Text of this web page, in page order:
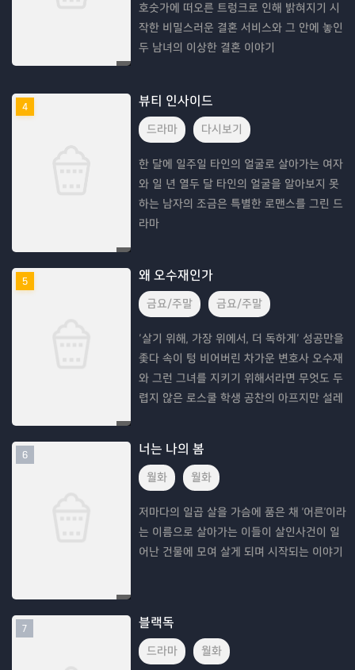
호숫가에 떠오른 트렁크로 인해 밝혀지기 시
작한 비밀스러운 결혼 서비스와 그 안에 놓인
두 남녀의 이상한 결혼 이야기
4 뷰티 인사이드
드라마 다시보기
한 달에 일주일 타인의 얼굴로 살아가는 여자
와 일 년 열두 달 타인의 얼굴을 알아보지 못
하는 남자의 조금은 특별한 로맨스를 그린 드
라마
5 왜 오수재인가
금요/주말 금요/주말
‘살기 위해, 가장 위에서, 더 독하게’ 성공만을
좇다 속이 텅 비어버린 차가운 변호사 오수재
와 그런 그녀를 지키기 위해서라면 무엇도 두
렵지 않은 로스쿨 학생 공찬의 아프지만 설레
6 너는 나의 봄
월화 월화
저마다의 일곱 살을 가슴에 품은 채 '어른'이라
는 이름으로 살아가는 이들이 살인사건이 일
어난 건물에 모여 살게 되며 시작되는 이야기
7 블랙독
드라마 월화